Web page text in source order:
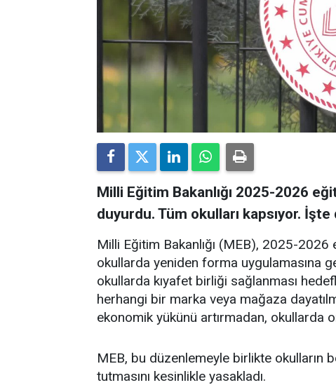
Milli Eğitim Bakanlığı 2025-2026
duyurdu. Tüm okulları kapsıyor. İşte
Milli Eğitim Bakanlığı (MEB), 2025-
okullarda yeniden forma uygulamasına
okullarda kıyafet birliği sağlanması
herhangi bir marka veya mağaza
ekonomik yükünü artırmadan, okullarda
MEB, bu düzenlemeyle birlikte okulların
tutmasını kesinlikle yasakladı.